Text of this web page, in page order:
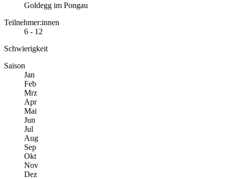
Goldegg im Pongau
Teilnehmer:innen
6 - 12
Schwierigkeit
Saison
Jan
Feb
Mrz
Apr
Mai
Jun
Jul
Aug
Sep
Okt
Nov
Dez